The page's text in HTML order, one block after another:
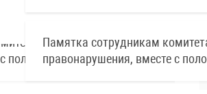
Памятка сотрудникам
правонарушения, вместе с